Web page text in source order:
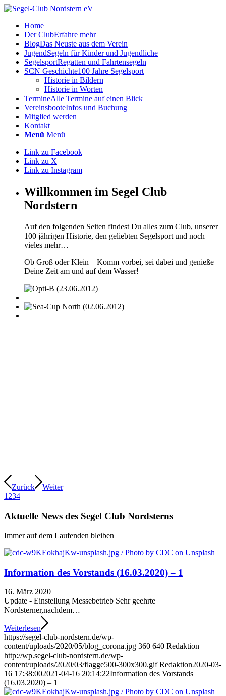
Home
Der ClubErfahre mehr
BlogDas Neuste aus dem Verein
JugendSegeln für Kinder und Jugendliche
SegelsportRegatten und Fahrtensegeln
SCN Geschichte100 Jahre Segelsport
Historie in Bildern
Historie in Worten
TermineAlle Termine auf einen Blick
VereinsbooteInfos und Buchung
Mitglied werden
Kontakt
Menü Menü
Link zu Facebook
Link zu X
Link zu Instagram
Willkommen im Segel Club
Nordstern
Auf den folgenden Seiten findest Du alles zum Club, unserer
100 jährigen Historie, den geliebten Segelsport und noch
vieles mehr…
Ob Groß oder Klein – Komm vorbei, sei dabei und genieße
Deine Zeit am und auf dem Wasser!
Zurück
Weiter
1 234
Aktuelle News des Segel Club Nordsterns
Immer auf dem Laufenden bleiben
Information des Vorstands (16.03.2020) – 1
16. März 2020
Update - Einstellung Messebetrieb Sehr geehrte
Nordsterner,nachdem…
Weiterlesen
https://segel-club-nordstern.de/wp-
content/uploads/2020/05/blog_corona.jpg 360 640 Redaktion
http://wp.segel-club-nordstern.de/wp-
content/uploads/2020/03/flagge500-300x300.gif Redaktion2020-03-
16 17:38:002021-04-16 20:14:22Information des Vorstands
(16.03.2020) – 1